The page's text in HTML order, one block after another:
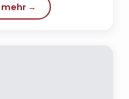
mehr →